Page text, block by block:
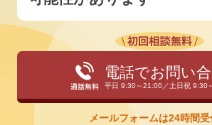
電話でお問い
平日 9:30～21:00／土日祝 9:30
メールフォームは24時間受